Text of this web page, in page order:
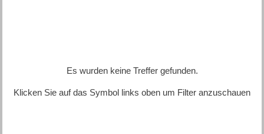
Es wurden keine Treffer gefunden.
Klicken Sie auf das Symbol links oben um Filter anzuschauen